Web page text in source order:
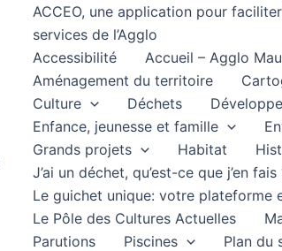
ACCEO, une application pour
services de l’Agglo
Accessibilité
Accueil – Agglo
Aménagement du territoire
Culture
Déchets
Enfance, jeunesse et famille
Grands projets
Habitat
J’ai un déchet, qu’est-ce que j’en fais
Le guichet unique: votre plateforme
Le Pôle des Cultures Actuelles
Parutions
Piscines Plan du